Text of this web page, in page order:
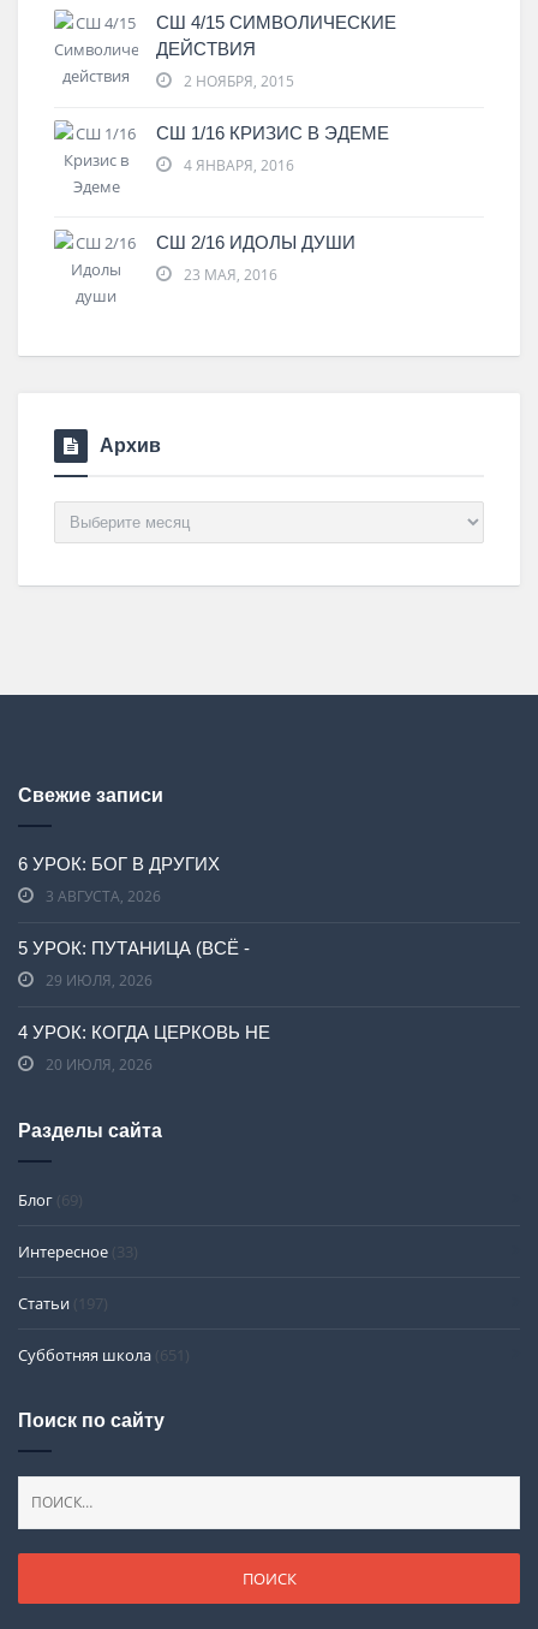
СШ 4/15 СИМВОЛИЧЕСКИЕ
ДЕЙСТВИЯ
2 НОЯБРЯ, 2015
СШ 1/16 КРИЗИС В ЭДЕМЕ
4 ЯНВАРЯ, 2016
СШ 2/16 ИДОЛЫ ДУШИ
23 МАЯ, 2016
Архив
Архив
Свежие записи
6 УРОК: БОГ В ДРУГИХ
3 АВГУСТА, 2026
5 УРОК: ПУТАНИЦА (ВСЁ -
29 ИЮЛЯ, 2026
4 УРОК: КОГДА ЦЕРКОВЬ НЕ
20 ИЮЛЯ, 2026
Разделы сайта
Блог (69)
Интересное (33)
Статьи (197)
Субботняя школа (651)
Поиск по сайту